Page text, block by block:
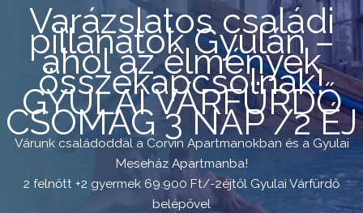
Varázslatos családi
pillanatok Gyulán –
ahol az élmények
összekapcsolnak!
GYULAI VÁRFÜRDŐ
CSOMAG 3 NAP /2 ÉJ
Várunk családoddal a Corvin Apartmanokban és a Gyulai
Meseház Apartmanba!
2 felnőtt +2 gyermek 69.900 Ft/-2éjtől Gyulai Várfürdő
belépővel